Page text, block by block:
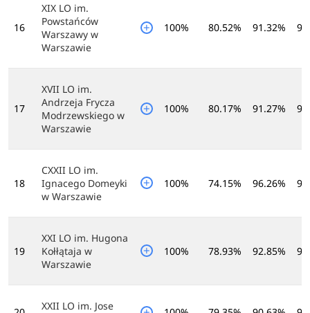
16
XIX LO im.
Powstańców
Warszawy w
Warszawie
100% 80.52% 91.32%
17
XVII LO im.
Andrzeja Frycza
Modrzewskiego w
Warszawie
100% 80.17% 91.27%
18
CXXII LO im.
Ignacego Domeyki
w Warszawie
100% 74.15% 96.26%
19
XXI LO im. Hugona
Kołłątaja w
Warszawie
100% 78.93% 92.85%
XXII LO im. Jose